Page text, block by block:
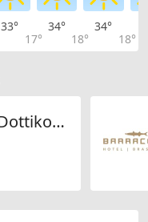
33°
17°
34°
18°
34°
18°
Hotel Bahnhof Dottikon AG